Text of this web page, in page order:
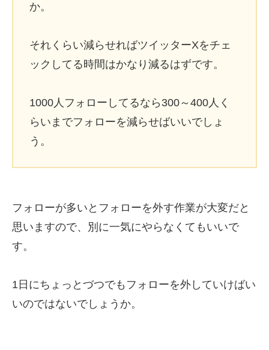
か。
それくらい減らせればツイッターXをチェ
ックしてる時間はかなり減るはずです。
1000人フォローしてるなら300～400人く
らいまでフォローを減らせばいいでしょ
う。
フォローが多いとフォローを外す作業が大変だと
思いますので、別に一気にやらなくてもいいで
す。
1日にちょっとづつでもフォローを外していけばい
いのではないでしょうか。